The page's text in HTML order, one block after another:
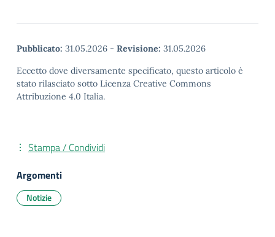
Pubblicato: 31.05.2026 - Revisione: 31.05.2026
Eccetto dove diversamente specificato, questo articolo è
stato rilasciato sotto Licenza Creative Commons
Attribuzione 4.0 Italia.
Stampa / Condividi
Argomenti
Notizie